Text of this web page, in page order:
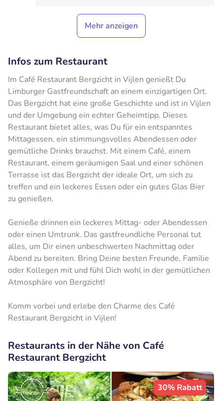
Mehr anzeigen
Infos zum Restaurant
Im Café Restaurant Bergzicht in Vijlen genießt Du
Limburger Gastfreundschaft an einem einzigartigen Ort.
Das Bergzicht hat eine große Geschichte und ist in Vijlen
und der Umgebung ein echter Geheimtipp. Dieses
Restaurant bietet alles, was Du für ein entspanntes
Mittagessen, ein stimmungsvolles Abendessen oder
gemütliche Drinks brauchst. Mit einem Café, einem
Restaurant, einem geräumigen Saal und einer schönen
Terrasse ist das Bergzicht der ideale Ort, um sich zu
treffen und ein leckeres Essen oder ein gutes Glas Bier
zu genießen.
Genieße drinnen ein leckeres Mittag- oder Abendessen
oder einen Umtrunk. Das gastfreundliche Personal tut
alles, um Dir einen unbeschwerten Nachmittag oder
Abend zu bereiten. Bring Deine besten Freunde, Familie
oder Kollegen mit und fühl Dich wohl in der gemütlichen
Atmosphäre von Bergzicht!
Komm vorbei und erlebe den Charme des Café
Restaurant Bergzicht in Vijlen!
Restaurants in der Nähe von Café
Restaurant Bergzicht
30% Rabatt